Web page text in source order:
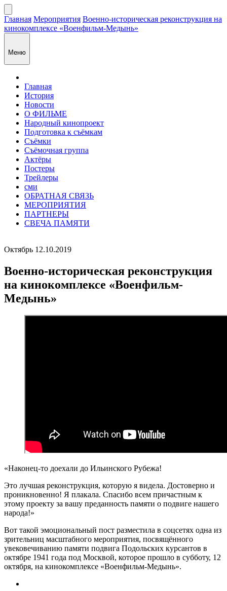
Главная Мероприятия Военно-историческая реконструкция на
кинокомплексе «Военфильм-Медынь»
Меню
Главная
История
Новости
О ФИЛЬМЕ
Народный кинопроект
Подготовка к съёмкам
Съёмки
Съёмочная группа
Актёры
Постеры
Трейлеры
сми
ОБРАТНАЯ СВЯЗЬ
МЕРОПРИЯТИЯ
ПАРТНЕРЫ
СВЕЧА ПАМЯТИ
Октябрь 12.10.2019
Военно-историческая реконструкция
на кинокомплексе «Военфильм-
Медынь»
«Наконец-то доехали до Ильинского Рубежа!
Это лучшая реконструкция, которую я видела. Достоверно и
проникновенно! Я плакала. Спасибо всем причастным к
этому проекту за вашу преданность памяти о подвиге нашего
народа!»
Вот такой эмоциональный пост разместила в соцсетях одна из
зрительниц масштабного мероприятия, посвящённого
увековечиванию памяти подвига Подольских курсантов в
октябре 1941 года под Москвой, которое прошло в субботу, 12
октября, на кинокомплексе «Военфильм-Медынь».